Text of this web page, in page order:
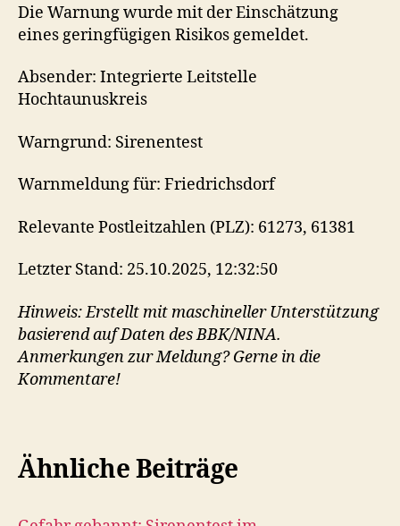
Die Warnung wurde mit der Einschätzung
eines geringfügigen Risikos gemeldet.
Absender: Integrierte Leitstelle
Hochtaunuskreis
Warngrund: Sirenentest
Warnmeldung für: Friedrichsdorf
Relevante Postleitzahlen (PLZ): 61273, 61381
Letzter Stand: 25.10.2025, 12:32:50
Hinweis: Erstellt mit maschineller Unterstützung
basierend auf Daten des BBK/NINA.
Anmerkungen zur Meldung? Gerne in die
Kommentare!
Ähnliche Beiträge